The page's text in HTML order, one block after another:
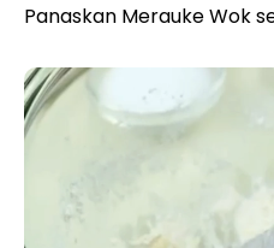
Panaskan Merauke Wok